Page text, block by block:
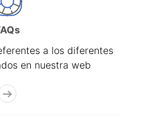
a los diferentes
en nuestra web